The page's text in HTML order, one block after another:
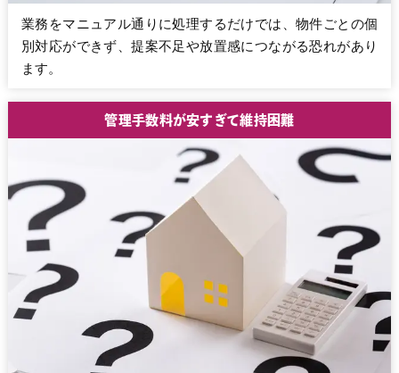
業務をマニュアル通りに処理するだけでは、物件ごとの個
別対応ができず、提案不足や放置感につながる恐れがあり
ます。
管理手数料が安すぎて維持困難